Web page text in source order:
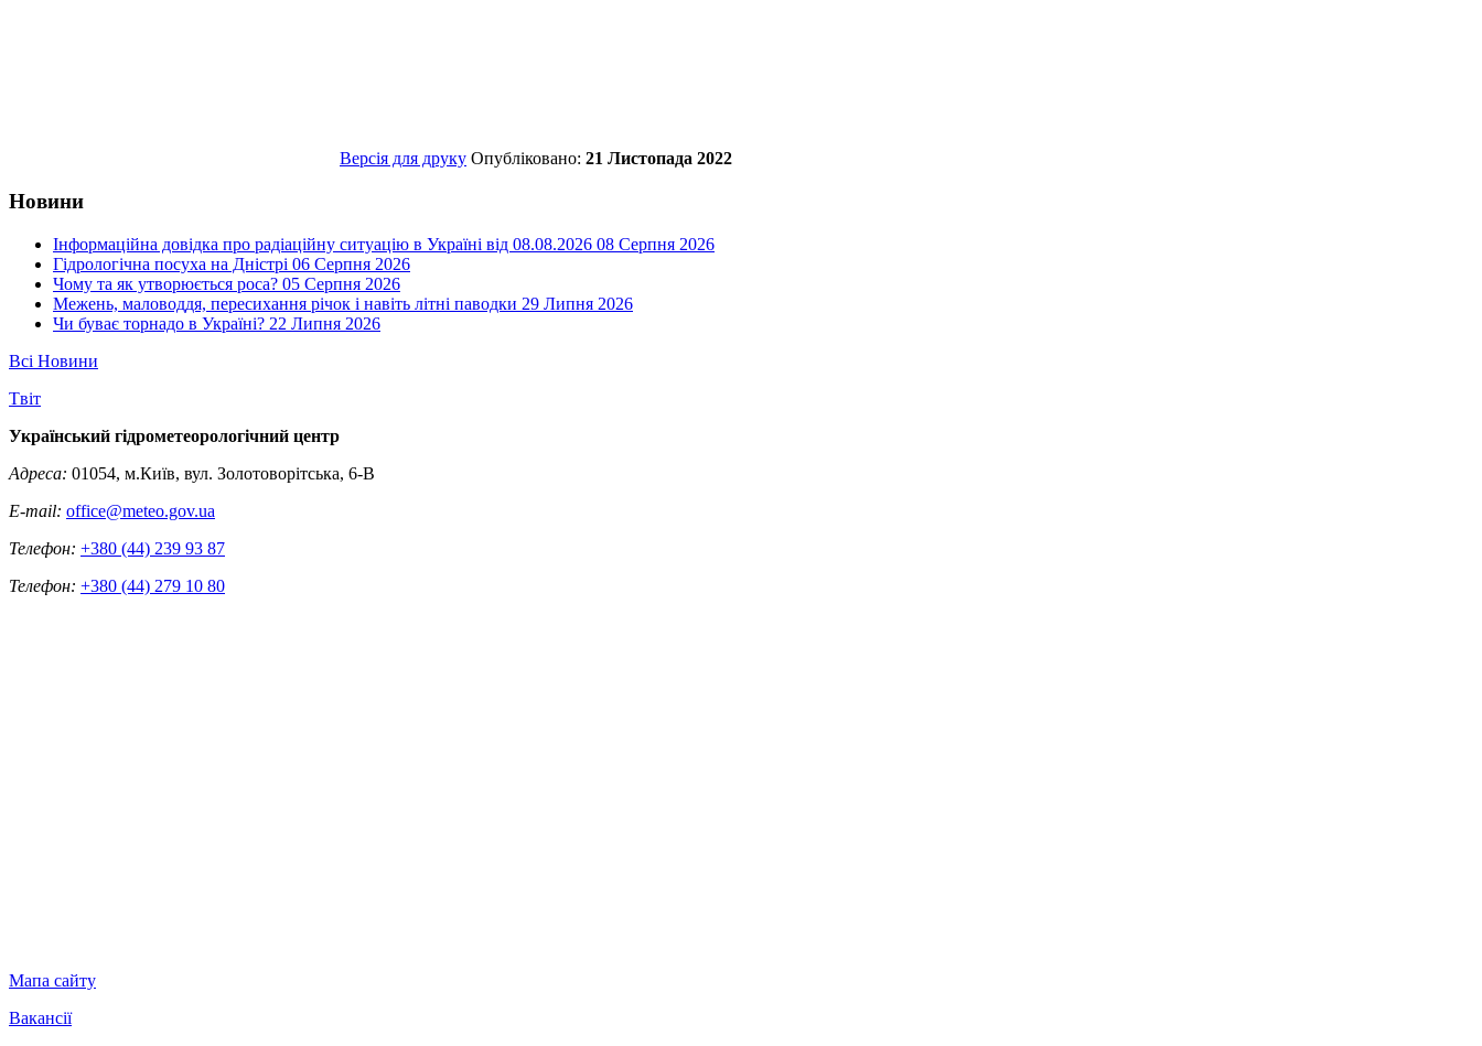
Версія для друку Опубліковано: 21 Листопада 2022
Новини
Інформаційна довідка про радіаційну ситуацію в Україні від 08.08.2026 08 Серпня 2026
Гідрологічна посуха на Дністрі 06 Серпня 2026
Чому та як утворюється роса? 05 Серпня 2026
Межень, маловоддя, пересихання річок і навіть літні паводки 29 Липня 2026
Чи буває торнадо в Україні? 22 Липня 2026
Всі Новини
Tвіт
Український гідрометеорологічний центр
Адреса: 01054, м.Київ, вул. Золотоворітська, 6-В
E-mail: office@meteo.gov.ua
Телефон: +380 (44) 239 93 87
Телефон: +380 (44) 279 10 80
Мапа сайту
Вакансії